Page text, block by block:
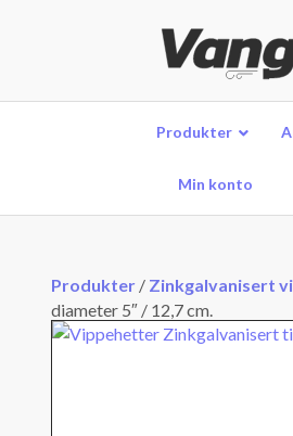
Produkter
Min konto
Produkter / Zinkgalvanisert
diameter 5″ / 12,7 cm.